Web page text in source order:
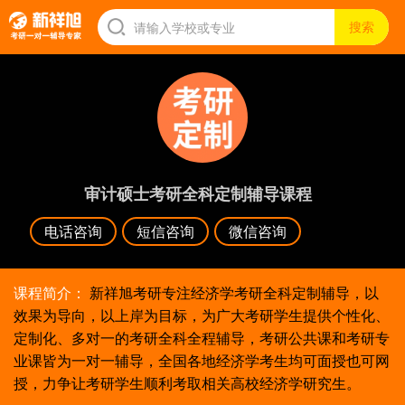
审计硕士考研全科定制辅导课程
电话咨询 短信咨询 微信咨询
课程简介： 新祥旭考研专注经济学考研全科定制辅导，以
效果为导向，以上岸为目标，为广大考研学生提供个性化、
定制化、多对一的考研全科全程辅导，考研公共课和考研专
业课皆为一对一辅导，全国各地经济学考生均可面授也可网
授，力争让考研学生顺利考取相关高校经济学研究生。